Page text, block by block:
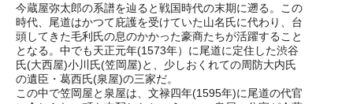
今蔵屋弥太郎の系譜を辿ると戦国時代の末期に遡る。この
時代、尾道はかつて庇護を受けていた山名氏に代わり、台
頭してきた毛利氏の息のかかった豪商たちが活躍すること
となる。中でも天正元年(1573年）に尾道に定住した渋谷
氏(大西屋)小川氏(笠岡屋)と、少しおくれての周防大内氏
の遺臣・葛西氏(泉屋)の三家だ。
この中で笠岡屋と泉屋は、文禄四年(1595年)に尾道の代官